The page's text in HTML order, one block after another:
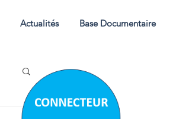
Actualités Base Documentaire